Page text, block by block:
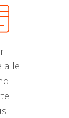
alle